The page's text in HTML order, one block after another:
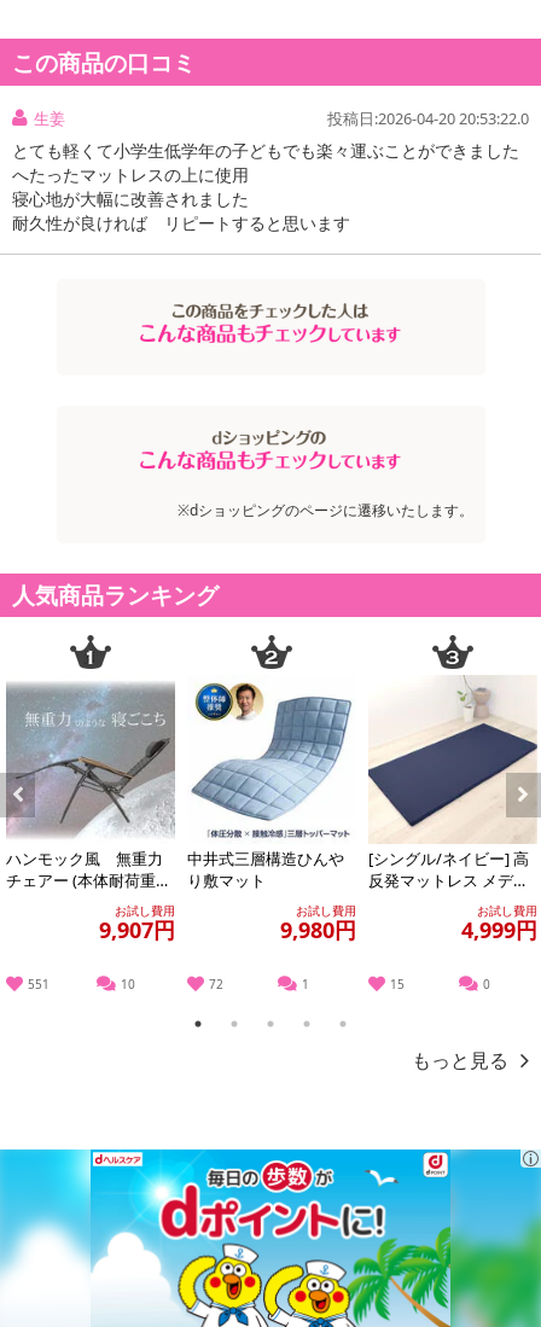
商品詳細
この商品の口コミ
生姜 投稿日:2026-04-20 20:53:22.0
とても軽くて小学生低学年の子どもでも楽々運ぶことができました
へたったマットレスの上に使用
寝心地が大幅に改善されました
耐久性が良ければ リピートすると思います
※dショッピングのページに遷移いたします。
人気商品ランキング
Previous
ハンモック風 無重力
チェアー (本体耐荷重：
100kg／枕、カバー、サ
お試し費用
9,907円
551 10
中井式三層構造ひんや
り敷マット
お試し費用
9,980円
72 1
[シングル/ネイビー] 高
反発マットレス メディ
カルスリーパートッパ
お試し費用
4,999円
15 0
Next
1 2 3 4 5
もっと見る